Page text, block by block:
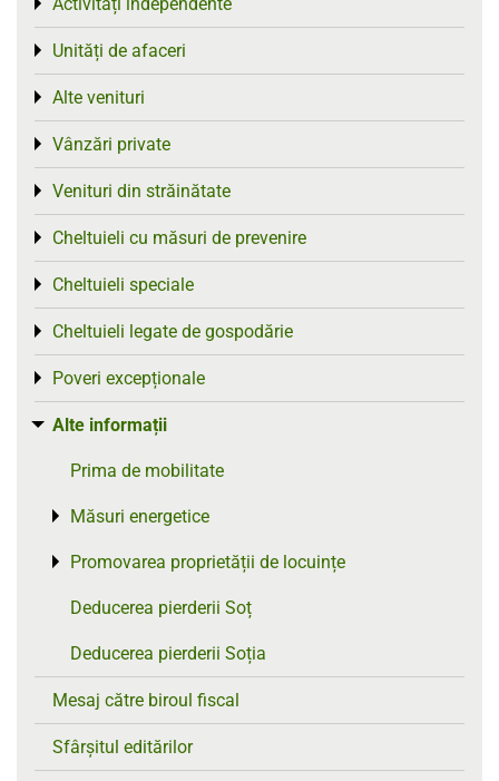
Toggle menu
Unități de afaceri
Toggle menu
Alte venituri
Toggle menu
Vânzări private
Toggle menu
Venituri din străinătate
Toggle menu
Cheltuieli cu măsuri de prevenire
Toggle menu
Cheltuieli speciale
Toggle menu
Cheltuieli legate de gospodărie
Toggle menu
Poveri excepționale
Toggle menu
Alte informații
Toggle menu
Prima de mobilitate
Măsuri energetice
Toggle menu
Promovarea proprietății de locuințe
Toggle menu
Deducerea pierderii Soț
Deducerea pierderii Soția
Mesaj către biroul fiscal
Sfârșitul editărilor